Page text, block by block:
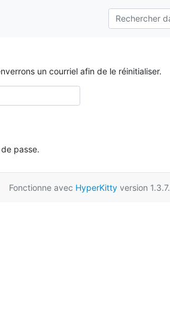
un courriel afin de le réinitialiser.
passe.
Fonctionne avec HyperKittyversion 1.3.7.